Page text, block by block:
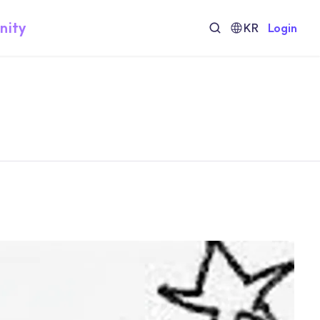
KR Login